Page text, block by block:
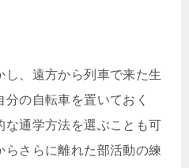
し、遠方から列車で来た生
の自転車を置いておく
な通学方法を選ぶことも可
さらに離れた部活動の練